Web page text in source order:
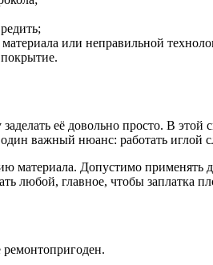
или неправильной
её довольно просто. В
важный нюанс: работать
Допустимо применять
любой, главное, чтобы заплатка